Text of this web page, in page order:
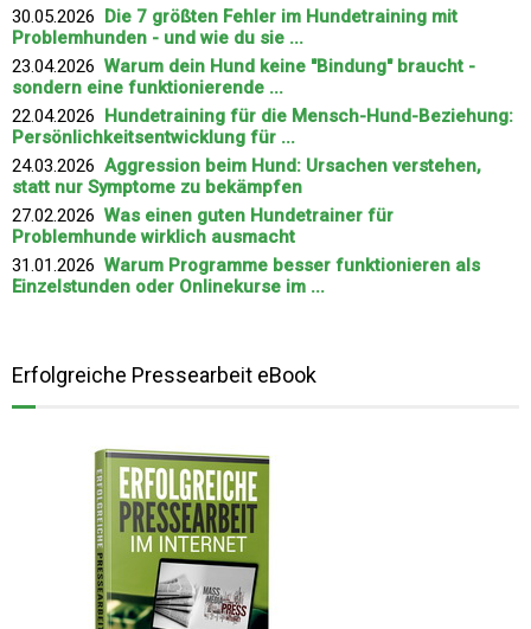
30.05.2026 Die 7 größten Fehler im Hundetraining mit
Problemhunden - und wie du sie ...
23.04.2026 Warum dein Hund keine "Bindung" braucht -
sondern eine funktionierende ...
22.04.2026 Hundetraining für die Mensch-Hund-Beziehung:
Persönlichkeitsentwicklung für ...
24.03.2026 Aggression beim Hund: Ursachen verstehen,
statt nur Symptome zu bekämpfen
27.02.2026 Was einen guten Hundetrainer für
Problemhunde wirklich ausmacht
31.01.2026 Warum Programme besser funktionieren als
Einzelstunden oder Onlinekurse im ...
Erfolgreiche Pressearbeit eBook